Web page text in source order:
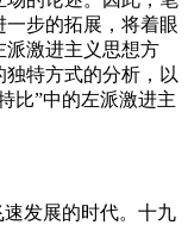
步的拓展，将着眼
派激进主义思想方
特方式的分析，以
比”中的左派激进主
发展的时代。十九